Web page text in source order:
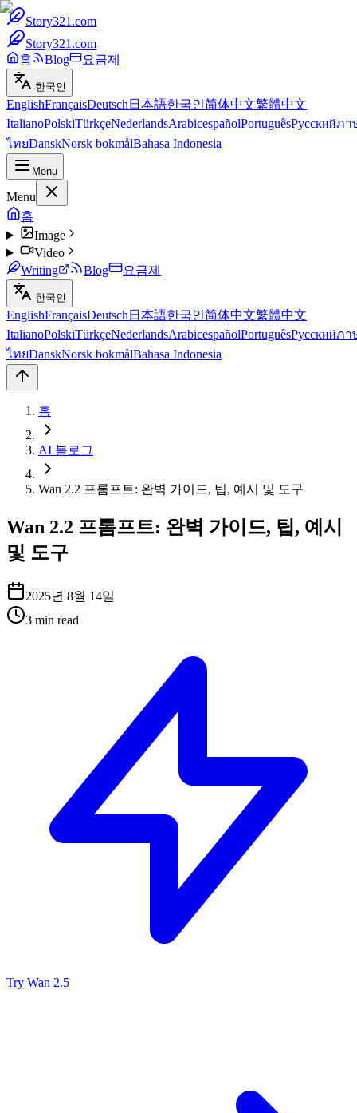
Story321.com
Story321.com
홈
Blog 요금제
한국인
EnglishFrançaisDeutsch 日本語한국인简体中文繁體中文
ItalianoPolskiTürkçeNederlandsArabicespañolPortuguêsРусскийภา
ไทยDanskNorsk bokmålBahasa Indonesia
Menu
Menu
홈
Image
Video
Writing
Blog 요금제
한국인
EnglishFrançaisDeutsch 日本語한국인简体中文繁體中文
ItalianoPolskiTürkçeNederlandsArabicespañolPortuguêsРусскийภา
ไทยDanskNorsk bokmålBahasa Indonesia
홈
AI 블로그
Wan 2.2 프롬프트: 완벽 가이드, 팁, 예시 및 도구
Wan 2.2 프롬프트: 완벽 가이드, 팁, 예시
및 도구
2025년 8월 14일
3 min read
Try Wan 2.5